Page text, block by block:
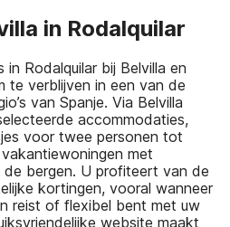
in Rodalquilar
Rodalquilar bij Belvilla en
te verblijven in een van de
van Spanje. Via Belvilla
accommodaties,
voor twee personen tot
met
bergen. U profiteert van de
kortingen, vooral wanneer
reist of flexibel bent met uw
website maakt